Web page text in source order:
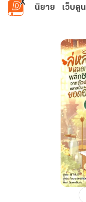
ข้ามไปยังเนื้อหาหลัก
นิยาย เว็บตูน